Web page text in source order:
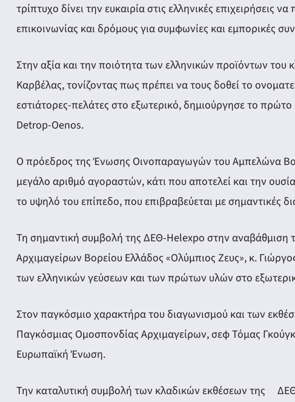
τρίπτυχο δίνει την ευκαιρία στις ελληνικές
επικοινωνίας και δρόμους για συμφωνίες και εμπορικές
Στην αξία και την ποιότητα των ελληνικών προϊόντων
Καρβέλας, τονίζοντας πως πρέπει να τους δοθεί το
εστιάτορες-πελάτες στο εξωτερικό, δημιούργησε το
Detrop-Oenos.
Ο πρόεδρος της Ένωσης Οινοπαραγωγών του Αμπελώνα
μεγάλο αριθμό αγοραστών, κάτι που αποτελεί και την
το υψηλό του επίπεδο, που επιβραβεύεται με σημαντικές
Τη σημαντική συμβολή της ΔΕΘ-Helexpo στην αναβάθμιση
Αρχιμαγείρων Βορείου Ελλάδος «Ολύμπιος Ζευς», κ.
των ελληνικών γεύσεων και των πρώτων υλών στο
Στον παγκόσμιο χαρακτήρα του διαγωνισμού και των
Παγκόσμιας Ομοσπονδίας Αρχιμαγείρων, σεφ Τόμας
Ευρωπαϊκή Ένωση.
Την καταλυτική συμβολή των κλαδικών εκθέσεων της